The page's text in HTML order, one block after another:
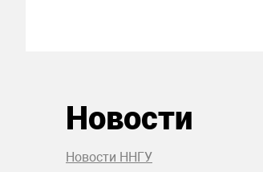
Новости
Новости ННГУ